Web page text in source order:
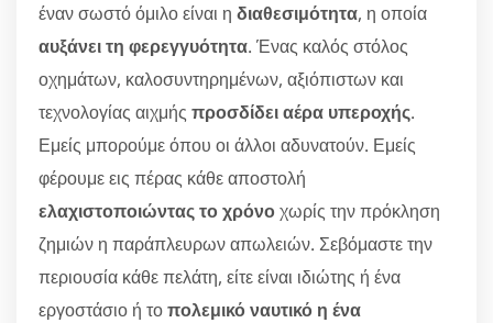
έναν σωστό όμιλο είναι η διαθεσιμότητα, η οποία
αυξάνει τη φερεγγυότητα. Ένας καλός στόλος
οχημάτων, καλοσυντηρημένων, αξιόπιστων και
τεχνολογίας αιχμής προσδίδει αέρα υπεροχής.
Εμείς μπορούμε όπου οι άλλοι αδυνατούν. Εμείς
φέρουμε εις πέρας κάθε αποστολή
ελαχιστοποιώντας το χρόνοχωρίς την πρόκληση
ζημιών η παράπλευρων απωλειών. Σεβόμαστε την
περιουσία κάθε πελάτη, είτε είναι ιδιώτης ή ένα
εργοστάσιο ή τοπολεμικό ναυτικό η ένα